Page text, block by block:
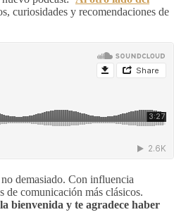
curiosidades y recomendaciones de
demasiado. Con influencia
de comunicación más clásicos.
bienvenida y te agradece haber